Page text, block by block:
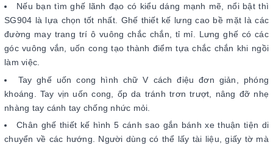
Nếu bạn tìm ghế lãnh đạo có kiểu dáng mạnh mẽ, nổi bật thì
SG904 là lựa chọn tốt nhất. Ghế thiết kế lưng cao bề mặt là các
đường may trang trí ô vuông chắc chắn, tỉ mỉ. Lưng ghế có các
góc vuông vắn, uốn cong tạo thành điểm tựa chắc chắn khi ngồi
làm việc.
Tay ghế uốn cong hình chữ V cách điệu đơn giản, phóng
khoáng. Tay vịn uốn cong, ốp da tránh trơn trượt, nâng đỡ nhẹ
nhàng tay cánh tay chống nhức mỏi.
Chân ghế thiết kế hình 5 cánh sao gắn bánh xe thuận tiện di
chuyển về các hướng. Người dùng có thể lấy tài liệu, giấy tờ mà